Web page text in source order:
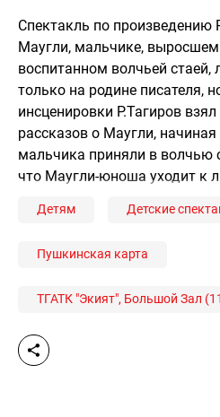
Спектакль по произведению
Маугли, мальчике,
воспитанном волчьей
только на родине писателя,
инсценировки Р.Тагиров
рассказов о Маугли,
мальчика приняли в волчью
что Маугли-юноша уходит к
Детям Детские
Пушкинская карта
ТГАТК "Экият", Большой Зал